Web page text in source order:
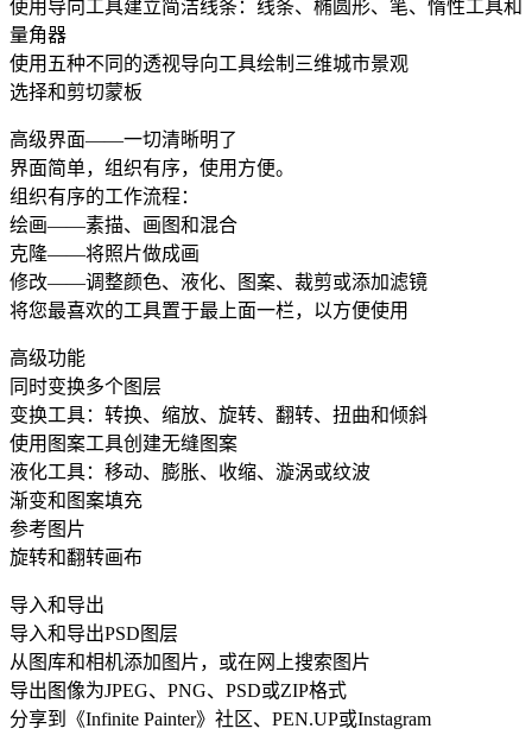
使用导向工具建立简洁线条：线条、椭圆形、笔、惰性工具和
量角器
使用五种不同的透视导向工具绘制三维城市景观
选择和剪切蒙板
高级界面——一切清晰明了
界面简单，组织有序，使用方便。
组织有序的工作流程：
绘画——素描、画图和混合
克隆——将照片做成画
修改——调整颜色、液化、图案、裁剪或添加滤镜
将您最喜欢的工具置于最上面一栏，以方便使用
高级功能
同时变换多个图层
变换工具：转换、缩放、旋转、翻转、扭曲和倾斜
使用图案工具创建无缝图案
液化工具：移动、膨胀、收缩、漩涡或纹波
渐变和图案填充
参考图片
旋转和翻转画布
导入和导出
导入和导出PSD图层
从图库和相机添加图片，或在网上搜索图片
导出图像为JPEG、PNG、PSD或ZIP格式
分享到《Infinite Painter》社区、PEN.UP或Instagram